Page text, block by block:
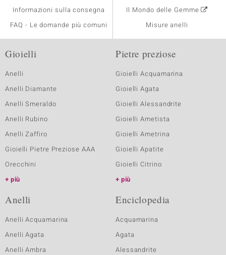
Informazioni sulla consegna
FAQ - Le domande più comuni
Il Mondo delle Gemme
Misure anelli
Gioielli
Anelli
Anelli Diamante
Anelli Smeraldo
Anelli Rubino
Anelli Zaffiro
Gioielli Pietre Preziose AAA
Orecchini
più
Pietre preziose
Gioielli Acquamarina
Gioielli Agata
Gioielli Alessandrite
Gioielli Ametista
Gioielli Ametrina
Gioielli Apatite
Gioielli Citrino
più
Anelli
Anelli Acquamarina
Anelli Agata
Anelli Ambra
Enciclopedia
Acquamarina
Agata
Alessandrite